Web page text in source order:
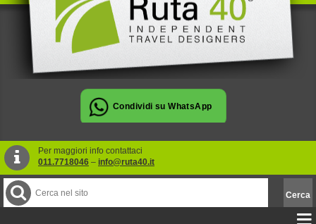
Per maggiori info contattaci
011.7718046 – info@ruta40.it